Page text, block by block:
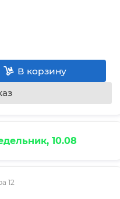
В корзину
10.08
12